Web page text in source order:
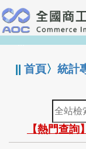
跳
到
主
要
:::
||首頁〉統計
全
站
檢
索
【熱門查